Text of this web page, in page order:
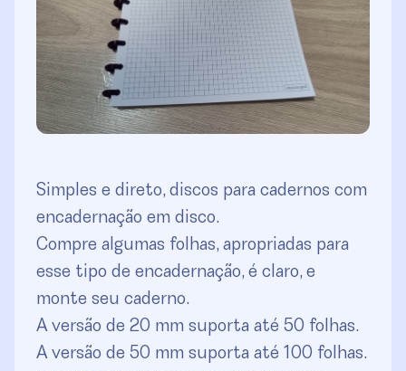
Simples e direto, discos para cadernos com
encadernação em disco.
Compre algumas folhas, apropriadas para
esse tipo de encadernação, é claro, e
monte seu caderno.
A versão de 20 mm suporta até 50 folhas.
A versão de 50 mm suporta até 100 folhas.